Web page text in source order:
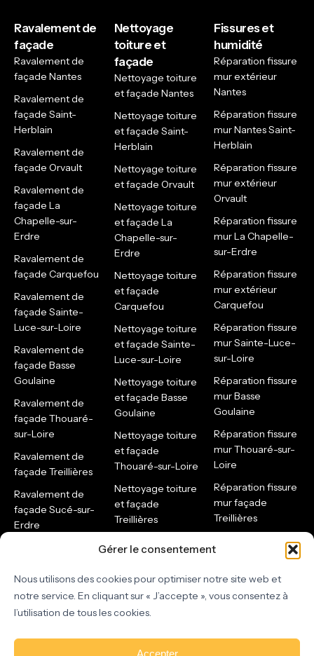
Gérer le consentement
Nous utilisons des cookies pour optimiser notre site web et
notre service. En cliquant sur « J’accepte », vous consentez à
l’utilisation de tous les cookies.
Ravalement de
façade
Ravalement de
façade Nantes
Ravalement de
façade Saint-
Herblain
Ravalement de
façade Orvault
Ravalement de
façade La
Chapelle-sur-
Erdre
Ravalement de
façade Carquefou
Ravalement de
façade Sainte-
Luce-sur-Loire
Ravalement de
façade Basse
Goulaine
Ravalement de
façade Thouaré-
sur-Loire
Ravalement de
façade Treillières
Ravalement de
façade Sucé-sur-
Erdre
Entreprise de
rénovation
intérieure à
Nettoyage
toiture et
façade
Nettoyage toiture
et façade Nantes
Nettoyage toiture
et façade Saint-
Herblain
Nettoyage toiture
et façade Orvault
Nettoyage toiture
et façade La
Chapelle-sur-
Erdre
Nettoyage toiture
et façade
Carquefou
Nettoyage toiture
et façade Sainte-
Luce-sur-Loire
Nettoyage toiture
et façade Basse
Goulaine
Nettoyage toiture
et façade
Thouaré-sur-Loire
Nettoyage toiture
et façade
Treillières
et façade Sucé-
sur-Erdre
Nettoyage toiture
et façade Héric
Nantes
Fissures et
humidité
Réparation fissure
mur extérieur
Nantes
Réparation fissure
mur Nantes Saint-
Herblain
Réparation fissure
mur extérieur
Orvault
Réparation fissure
mur La Chapelle-
sur-Erdre
Réparation fissure
mur extérieur
Carquefou
Réparation fissure
mur Sainte-Luce-
sur-Loire
Réparation fissure
mur Basse
Goulaine
Réparation fissure
mur Thouaré-sur-
Loire
Réparation fissure
mur façade
Treillières
Réparation fissure
mur façade Sucé-
Réparation fissure
revêtements de sol